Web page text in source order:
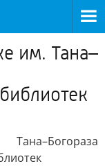
им. Тана–